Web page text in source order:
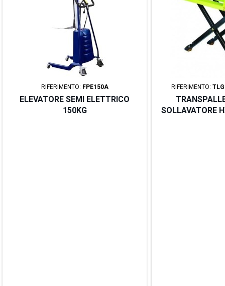
RIFERIMENTO: FPE150A
ELEVATORE SEMI ELETTRICO
150KG
RIFERIMENTO:
SOLLAVATORE